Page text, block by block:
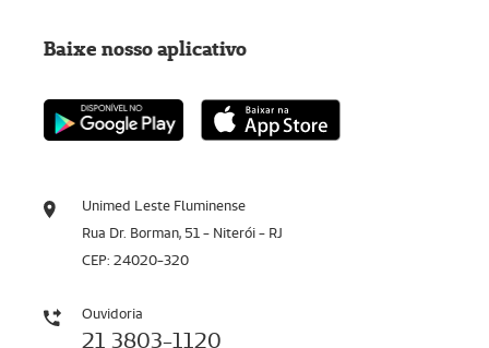
Unimed Leste Fluminense
Rua Dr. Borman, 51 - Niterói - RJ
CEP: 24020-320
Ouvidoria
21 3803-1120
Baixe nosso aplicativo